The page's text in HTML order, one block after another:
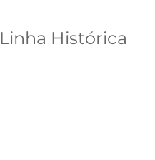
Histórica